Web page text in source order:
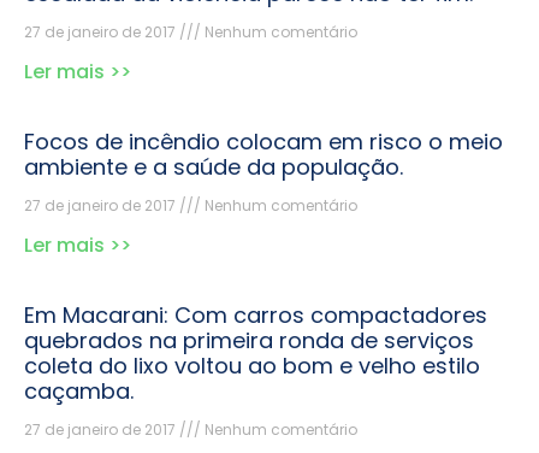
27 de janeiro de 2017 Nenhum comentário
Ler mais >>
Focos de incêndio colocam em risco o meio
ambiente e a saúde da população.
27 de janeiro de 2017 Nenhum comentário
Ler mais >>
Em Macarani: Com carros compactadores
quebrados na primeira ronda de serviços
coleta do lixo voltou ao bom e velho estilo
caçamba.
27 de janeiro de 2017 Nenhum comentário